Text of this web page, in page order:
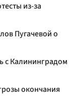
из-за
Пугачевой о
с Калининградом
окончания